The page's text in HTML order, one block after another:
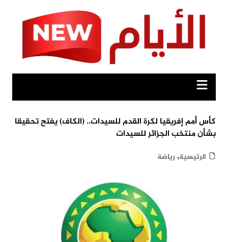
كأس أمم إفريقيا لكرة القدم للسيدات.. (الكاف) يفتح تحقيقا
بشأن منتخب الجزائر للسيدات
الرئيسية, رياضة